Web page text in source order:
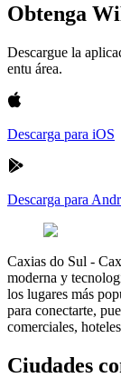
Obtenga
Descargue la
entu área.
Descarga para iOS
Descarga para
Caxias do Sul -
moderna y
los lugares más
para conectarte,
comerciales,
Ciudades